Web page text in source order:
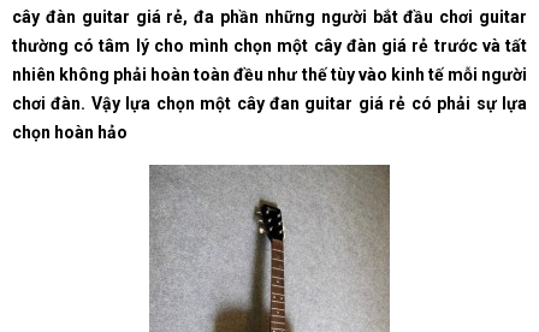
cây đàn guitar giá rẻ, đa phần những người bắt đầu chơi guitar
thường có tâm lý cho mình chọn một cây đàn giá rẻ trước và tất
nhiên không phải hoàn toàn đều như thế tùy vào kinh tế mỗi người
chơi đàn. Vậy lựa chọn một cây đan guitar giá rẻ có phải sự lựa
chọn hoàn hảo